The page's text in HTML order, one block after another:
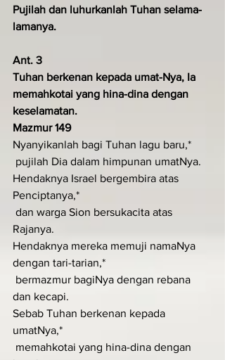
Pujilah dan luhurkanlah Tuhan selama-
lamanya.
Ant. 3
Tuhan berkenan kepada umat-Nya, Ia
memahkotai yang hina-dina dengan
keselamatan.
Mazmur 149
Nyanyikanlah bagi Tuhan lagu baru,*
pujilah Dia dalam himpunan umatNya.
Hendaknya Israel bergembira atas
Penciptanya,*
Rajanya.
Hendaknya mereka memuji namaNya
dengan tari-tarian,*
dan kecapi.
Sebab Tuhan berkenan kepada
umatNya,*